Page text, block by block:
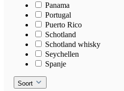
Panama
Portugal
Puerto Rico
Schotland
Schotland whisky
Seychellen
Spanje
Soort